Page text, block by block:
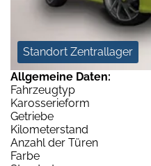
Standort Zentrallager
Allgemeine Daten:
Fahrzeugtyp
Karosserieform
Getriebe
Kilometerstand
Anzahl der Türen
Farbe